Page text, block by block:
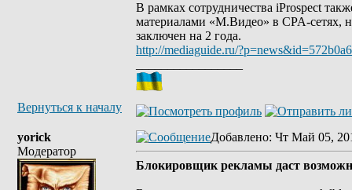
В рамках сотрудничества iProspect
материалами «М.Видео» в CPA-сетях,
заключен на 2 года.
http://mediaguide.ru/
Вернуться к началу
yorick
Модератор
Добавлено: Чт Май 05,
Блокировщик рекламы даст